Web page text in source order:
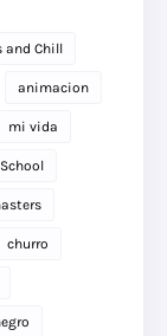
and Chill
animacion
mi vida
churro